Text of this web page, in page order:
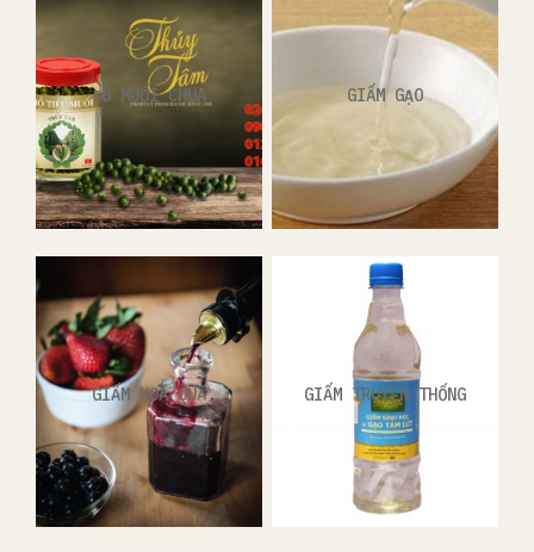
ĐỒ MUỐI CHUA GIẤM GẠO
GIẤM HOA QUẢ GIẤM TRUYỀN THỐNG